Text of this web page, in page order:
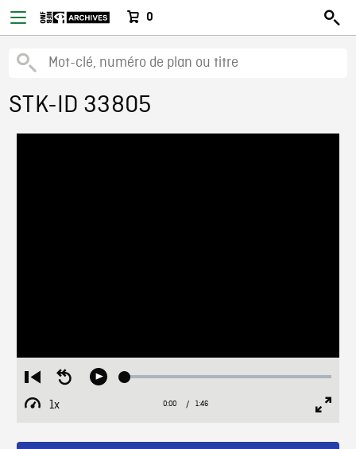
0
STK-ID 33805
Restart
from
beginning
Seek
Play Loaded:
1x
Playback
Current
0:00 / Duration
1:46